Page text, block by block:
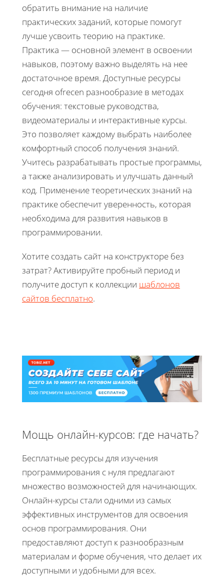
обратить внимание на наличие
практических заданий, которые помогут
лучше усвоить теорию на практике.
Практика — основной элемент в освоении
навыков, поэтому важно выделять на нее
достаточное время. Доступные ресурсы
сегодня ofrecen разнообразие в методах
обучения: текстовые руководства,
видеоматериалы и интерактивные курсы.
Это позволяет каждому выбрать наиболее
комфортный способ получения знаний.
Учитесь разрабатывать простые программы,
а также анализировать и улучшать данный
код. Применение теоретических знаний на
практике обеспечит уверенность, которая
необходима для развития навыков в
программировании.
Хотите создать сайт на конструкторе без
затрат? Активируйте пробный период и
получите доступ к коллекции шаблонов
сайтов бесплатно.
Мощь онлайн-курсов: где начать?
Бесплатные ресурсы для изучения
программирования с нуля предлагают
множество возможностей для начинающих.
Онлайн-курсы стали одними из самых
эффективных инструментов для освоения
основ программирования. Они
предоставляют доступ к разнообразным
материалам и форме обучения, что делает их
доступными и удобными для всех.